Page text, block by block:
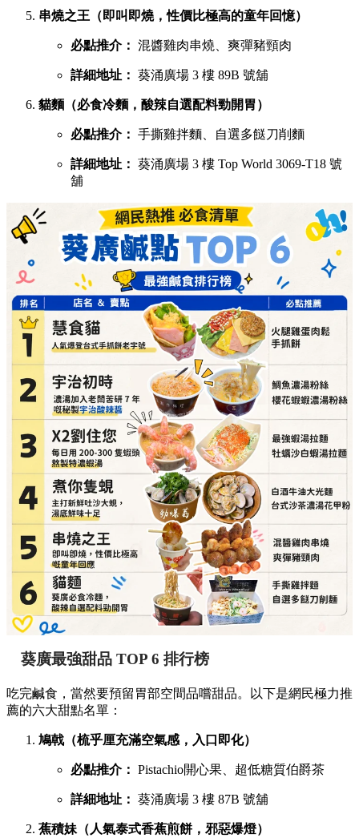
串燒之王（即叫即燒，性價比極高的童年回憶）
必點推介： 混醬雞肉串燒、爽彈豬頸肉
詳細地址： 葵涌廣場 3 樓 89B 號舖
貓麵（必食冷麵，酸辣自選配料勁開胃）
必點推介： 手撕雞拌麵、自選多餸刀削麵
詳細地址： 葵涌廣場 3 樓 Top World 3069-T18 號
舖
葵廣最強甜品 TOP 6 排行榜
吃完鹹食，當然要預留胃部空間品嚐甜品。以下是網民極力推
薦的六大甜點名單：
鳩戟（梳乎厘充滿空氣感，入口即化）
必點推介： Pistachio開心果、超低糖質伯爵茶
詳細地址： 葵涌廣場 3 樓 87B 號舖
蕉積妹（人氣泰式香蕉煎餅，邪惡爆燈）